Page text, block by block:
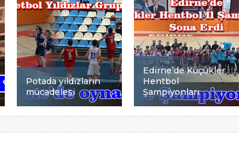
Potada yıldızların
mücadelesi
Edirne’de Küçükler
Hentbol
Şampiyonları